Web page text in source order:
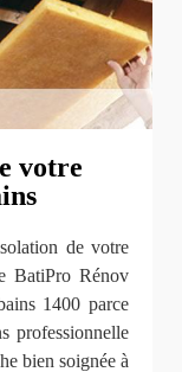
votre
de votre
BatiPro Rénov
1400 parce
professionnelle
bien soignée à